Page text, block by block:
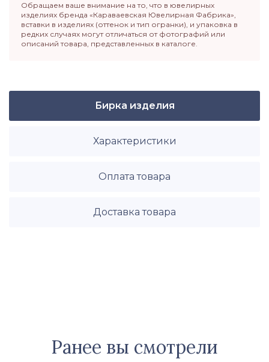
Обращаем ваше внимание на то, что в ювелирных
изделиях бренда «Караваевская Ювелирная Фабрика»,
вставки в изделиях (оттенок и тип огранки), и упаковка в
редких случаях могут отличаться от фотографий или
описаний товара, представленных в каталоге.
Бирка изделия
Характеристики
Оплата товара
Доставка товара
Ранее вы смотрели